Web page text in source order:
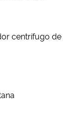
centrífugo de